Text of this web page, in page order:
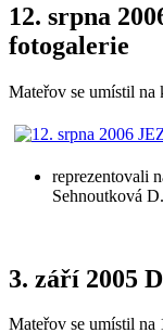
12. srpna
fotogalerie
Mateřov se umístil na
reprezentovali
Sehnoutková
3. září 2005
Mateřov se umístil na